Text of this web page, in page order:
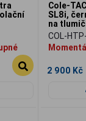
Cole-
SL8i,
na tlumič
COL-
2 900 Kč